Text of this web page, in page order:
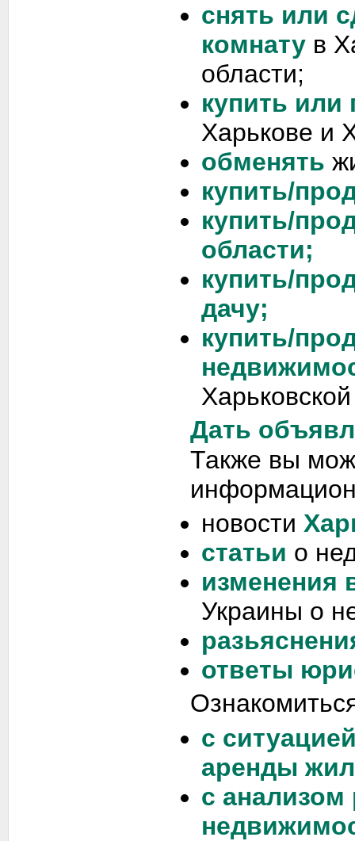
снять или
комнату в
области;
купить или
Харькове и
обменять
купить/
купить/
области;
купить/
дачу;
купить/
Дать
Также вы
новости
статьи о
изменения
Украины о
ответы
с
аренды
с